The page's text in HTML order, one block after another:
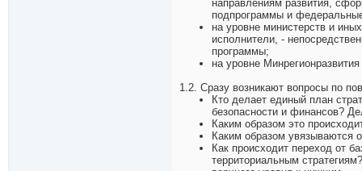
направлениям развития,
подпрограммы и
на уровне министерств и
исполнители, -
программы;
на уровне
1.2. Сразу возникают вопросы по
Кто делает единый план
безопасности и финансов?
Каким образом это
Каким образом увязываются
Как происходит переход от
территориальным